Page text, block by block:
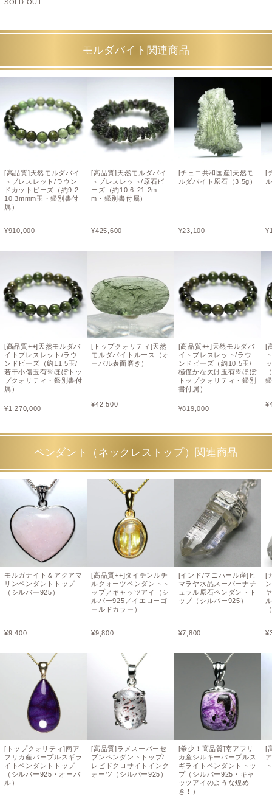
SOLD OUT
モルダバイト関連商品
[高品質]天然モルダバイ
トブレスレット/ラウン
ドカットビーズ（約9.2-
10.3mmm玉・鑑別書付
属）
¥910,000
[高品質++]天然モルダバ
イトブレスレット/ラウ
ンドビーズ（約11.5玉/
若干小傷玉有※ほぼトッ
プクォリティ・鑑別書付
属）
¥1,270,000
[高品質]天然モルダバイ
トブレスレット/原石ビ
ーズ（約10.6-21.2m
m・鑑別書付属）
¥425,600
[トップクォリティ]天然
モルダバイトルース（オ
ーバル表面磨き）
¥42,500
[チェコ共和国産]天然モ
ルダバイト原石（3.5g）
¥23,100
[高品質++]天然モルダバ
イトブレスレット/ラウ
ンドビーズ（約10.5玉/
極僅かな欠け玉有※ほぼ
トップクォリティ・鑑別
書付属）
¥819,000
[
¥
[
¥
ペンダント（ネックレストップ）関連商品
モルガナイト＆アクアマ
リンペンダントトップ
（シルバー925）
¥9,400
[トップクォリティ]南ア
フリカ産パープルスギラ
イトペンダントトップ
（シルバー925・オーバ
ル）
[高品質++]タイチンルチ
ルクォーツペンダントト
ップ／キャッツアイ（シ
ルバー925／イエローゴ
ールドカラー）
¥9,800
[高品質]ラメスーパーセ
ブンペンダントトップ/
レピドクロサイトインク
ォーツ（シルバー925）
[インド/マニハール産]ヒ
マラヤ水晶スーパーナチ
ュラル原石ペンダントト
ップ（シルバー925）
¥7,800
[希少！高品質]南アフリ
カ産シルキーパープルス
ギライトペンダントトッ
プ（シルバー925・キャ
ッツアイのような煌め
き！）
[
¥
[